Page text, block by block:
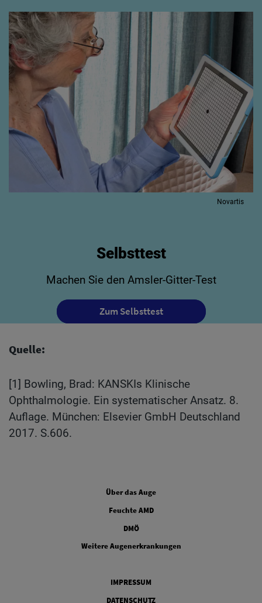
Novartis
Selbsttest
Machen Sie den Amsler-Gitter-Test
Zum Selbsttest
Quelle:
[1] Bowling, Brad: KANSKIs Klinische
Ophthalmologie. Ein systematischer Ansatz. 8.
Auflage. München: Elsevier GmbH Deutschland
2017. S.606.
Über das Auge
Feuchte AMD
DMÖ
Weitere Augenerkrankungen
IMPRESSUM
DATENSCHUTZ